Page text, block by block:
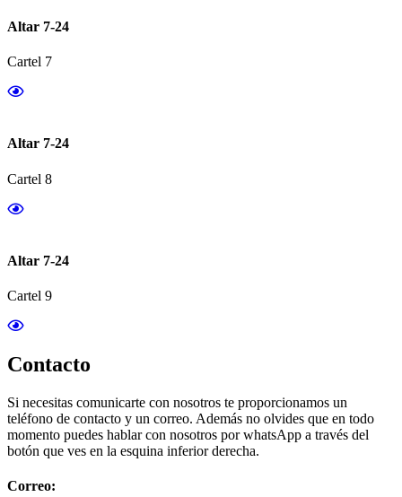
Altar 7-24
Cartel 7
Altar 7-24
Cartel 8
Altar 7-24
Cartel 9
Contacto
Si necesitas comunicarte con nosotros te proporcionamos un
teléfono de contacto y un correo. Además no olvides que en todo
momento puedes hablar con nosotros por whatsApp a través del
botón que ves en la esquina inferior derecha.
Correo: